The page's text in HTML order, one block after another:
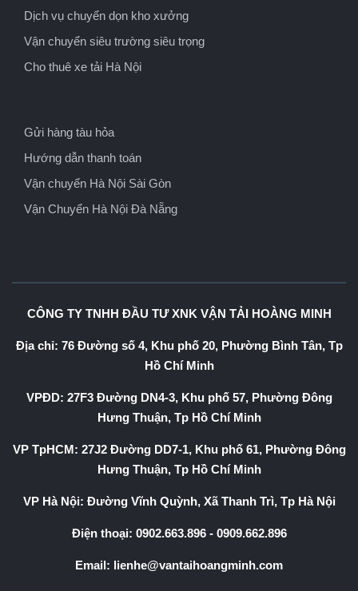
Dịch vụ chuyển dọn kho xưởng
Vận chuyển siêu trường siêu trọng
Cho thuê xe tải Hà Nội
Gửi hàng tàu hỏa
Hướng dẫn thanh toán
Vận chuyển Hà Nội Sài Gòn
Vận Chuyển Hà Nội Đà Nẵng
CÔNG TY TNHH ĐẦU TƯ XNK VẬN TẢI HOÀNG MINH
Địa chỉ: 76 Đường số 4, Khu phố 20, Phường Bình Tân, Tp
Hồ Chí Minh
VPĐD: 27F3 Đường DN4-3, Khu phố 57, Phường Đông
Hưng Thuận, Tp Hồ Chí Minh
VP TpHCM: 27J2 Đường DD7-1, Khu phố 61, Phường Đông
Hưng Thuận, Tp Hồ Chí Minh
VP Hà Nội: Đường Vĩnh Quỳnh, Xã Thanh Trì, Tp Hà Nội
Điện thoại: 0902.663.896- 0909.662.896
Email: lienhe@vantaihoangminh.com